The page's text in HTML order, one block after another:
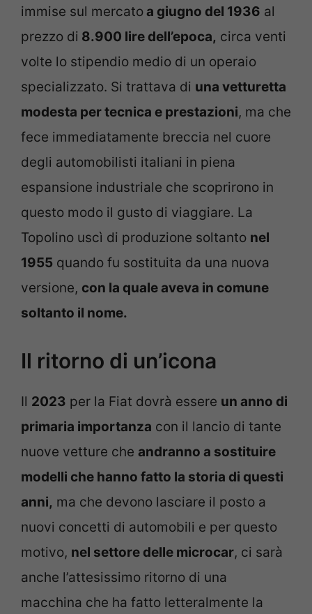
immise sul mercatoa giugno del 1936 al
prezzo di 8.900 lire dell’epoca, circa venti
volte lo stipendio medio di un operaio
specializzato. Si trattava di una vetturetta
modesta per tecnica e prestazioni, ma che
fece immediatamente breccia nel cuore
degli automobilisti italiani in piena
espansione industriale che scoprirono in
questo modo il gusto di viaggiare. La
Topolino uscì di produzione soltanto nel
1955 quando fu sostituita da una nuova
versione, con la quale aveva in comune
soltanto il nome.
Il ritorno di un’icona
Il 2023 per la Fiat dovrà essere un anno di
primaria importanza con il lancio di tante
nuove vetture che andranno a sostituire
modelli che hanno fatto la storia di questi
anni, ma che devono lasciare il posto a
nuovi concetti di automobili e per questo
motivo, nel settore delle microcar, ci sarà
anche l’attesissimo ritorno di una
macchina che ha fatto letteralmente la